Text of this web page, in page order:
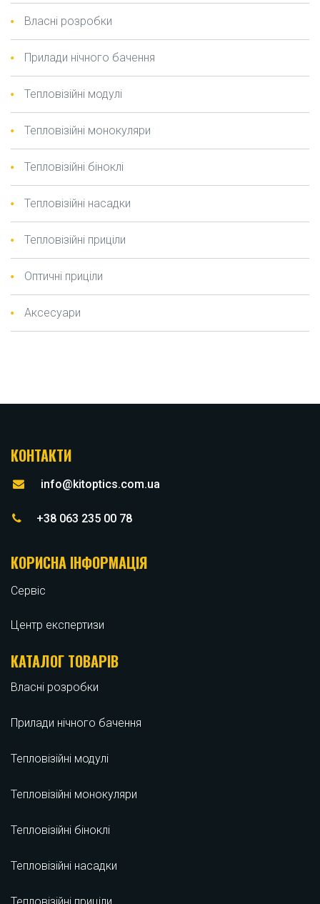
Власні розробки
Прилади нічного бачення
Тепловізійні модулі
Тепловізійні монокуляри
Тепловізійні біноклі
Тепловізійні насадки
Тепловізійні приціли
Оптичні приціли
Аксесуари
КОНТАКТИ
info@kitoptics.com.ua
+38 063 235 00 78
КОРИСНА ІНФОРМАЦІЯ
Сервіс
Центр експертизи
КАТАЛОГ ТОВАРІВ
Власні розробки
Прилади нічного бачення
Тепловізійні модулі
Тепловізійні монокуляри
Тепловізійні біноклі
Тепловізійні насадки